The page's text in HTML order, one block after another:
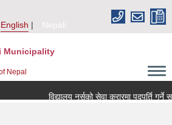
English
Nepali
Municipality
Nepal
विद्यालय नर्सको सेवा करारमा पदपूर्ति गर्ने